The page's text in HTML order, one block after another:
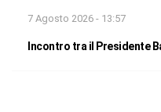
7 Agosto 2026 - 13:57
Incontro tra il Presidente